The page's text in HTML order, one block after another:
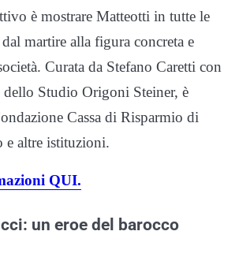
è mostrare Matteotti in tutte le
dal martire alla figura concreta e
Curata da Stefano Caretti con
dello Studio Origoni Steiner, è
Cassa di Risparmio di
e altre istituzioni.
QUI.
un eroe del barocco